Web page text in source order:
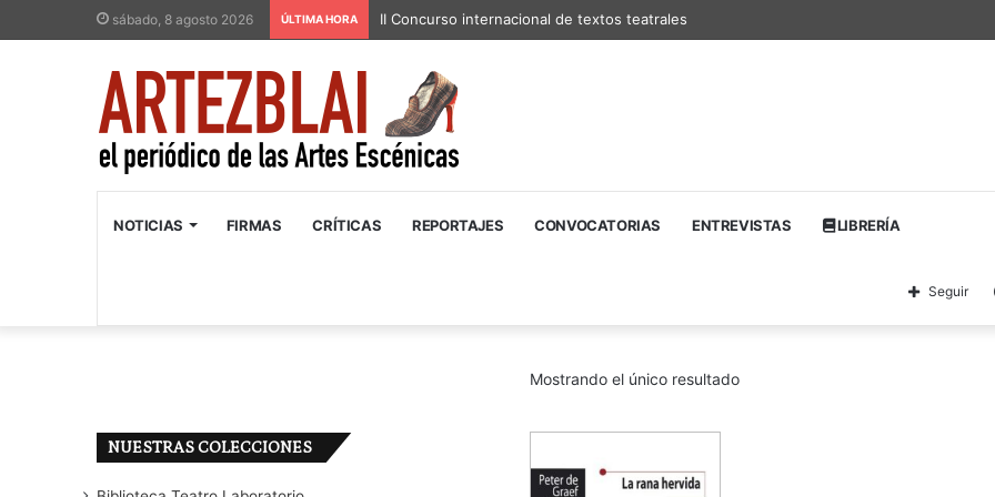
sábado, 8 agosto 2026 ÚLTIMA HORA II Concurso internacional de textos teatrales
NOTICIAS FIRMAS CRÍTICAS REPORTAJES CONVOCATORIAS ENTREVISTAS LIBRERÍA
Seguir
Mostrando el único resultado
NUESTRAS COLECCIONES